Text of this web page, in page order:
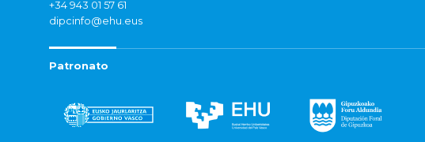
+34 943 01 57 61
dipcinfo@ehu.eus
Patronato